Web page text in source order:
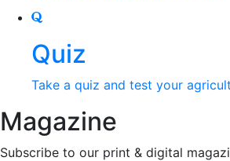
Quiz
Take a quiz and test your
Magazine
Subscribe to our print & digital